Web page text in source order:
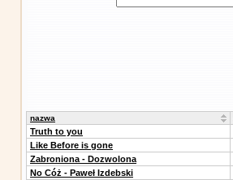
nazwa
Truth to you
Like Before is gone
Zabroniona - Dozwolona
No Cóż - Paweł Izdebski